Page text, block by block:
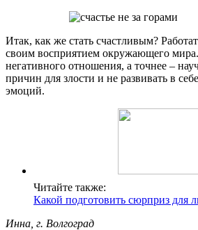
Итак, как же стать счастливым?
своим восприятием окружающего мира.
негативного отношения, а точнее –
причин для злости и не развивать в
эмоций.
Читайте также:
Какой подготовить сюрприз для
Инна, г. Волгоград